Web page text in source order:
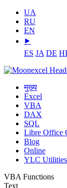
UA
RU
EN
⯈
ES JA DE HI
मुख्य
Excel
VBA
DAX
SQL
Libre Office
Blog
Online
YLC Utilities
VBA Functions
Text